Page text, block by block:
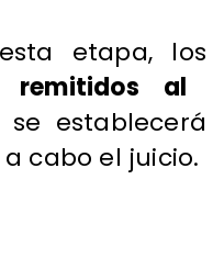
etapa, los
remitidos al
establecerá
cabo el juicio.